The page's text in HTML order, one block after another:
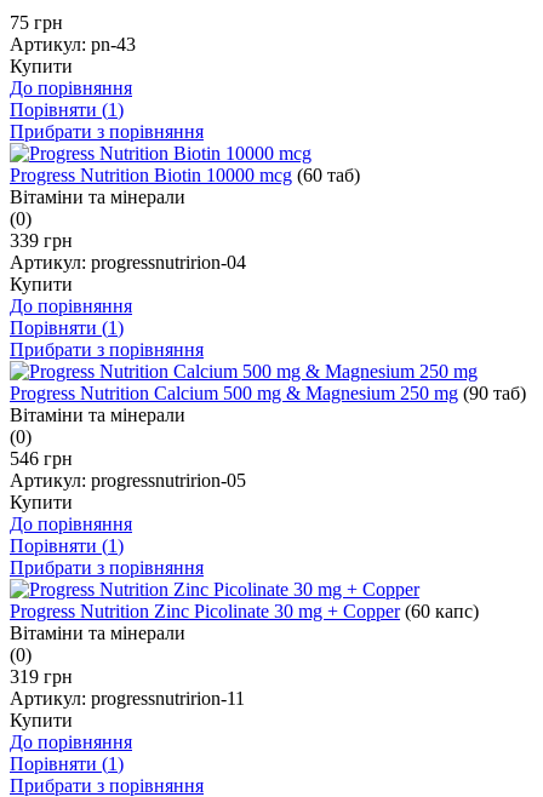
75 грн
Артикул: pn-43
Купити
До порівняння
Порівняти (1)
Прибрати з порівняння
Progress Nutrition Biotin 10000 mcg (60 таб)
Вітаміни та мінерали
(0)
339 грн
Артикул: progressnutririon-04
Купити
До порівняння
Порівняти (1)
Прибрати з порівняння
Progress Nutrition Calcium 500 mg & Magnesium 250 mg (90 таб)
Вітаміни та мінерали
(0)
546 грн
Артикул: progressnutririon-05
Купити
До порівняння
Порівняти (1)
Прибрати з порівняння
Progress Nutrition Zinc Picolinate 30 mg + Copper (60 капс)
Вітаміни та мінерали
(0)
319 грн
Артикул: progressnutririon-11
Купити
До порівняння
Порівняти (1)
Прибрати з порівняння